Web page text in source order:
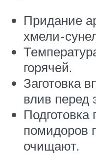
Придание
хмели-
горячей.
Заготовка
влив перед
помидоров
очищают.